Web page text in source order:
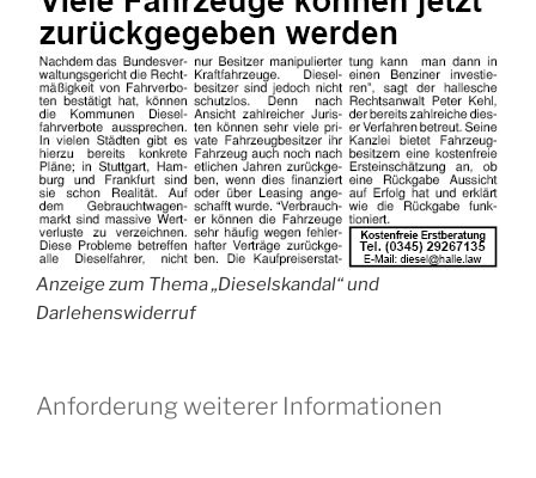
Anzeige zum Thema „Dieselskandal“ und
Darlehenswiderruf
Anforderung weiterer Informationen